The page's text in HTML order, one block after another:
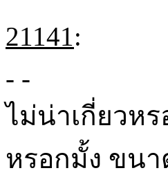
21141:
- -
ไม่น่าเกี่ยวห
หรอกมั้ง ขนา